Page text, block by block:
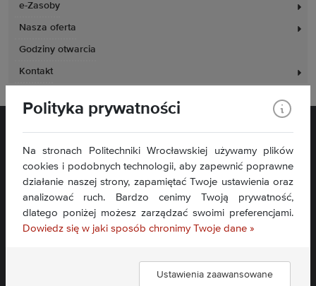
e-Zasoby
Nasza oferta
Godziny otwarcia
Kontakt
Plac Grunwaldzki 11
50-377 Wrocław
Deklaracja dostępności
Polityka prywatności
Na stronach Politechniki Wrocławskiej używamy plików
cookies i podobnych technologii, aby zapewnić poprawne
działanie naszej strony, zapamiętać Twoje ustawienia oraz
analizować ruch. Bardzo cenimy Twoją prywatność,
dlatego poniżej możesz zarządzać swoimi preferencjami.
Dowiedz się w jaki sposób chronimy Twoje dane »
Ustawienia zaawansowane